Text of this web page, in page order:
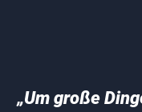
„Um große